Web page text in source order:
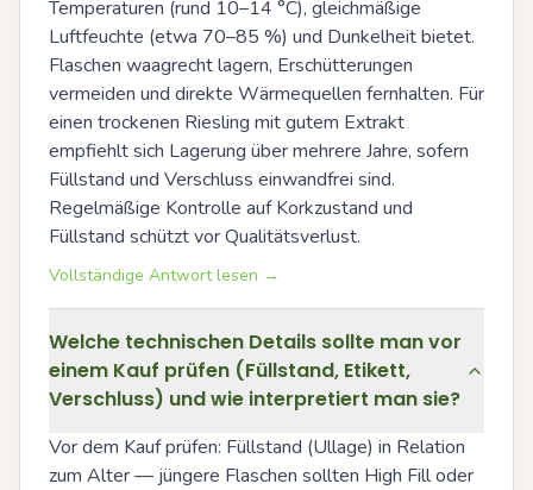
Temperaturen (rund 10–14 °C), gleichmäßige
Luftfeuchte (etwa 70–85 %) und Dunkelheit bietet.
Flaschen waagrecht lagern, Erschütterungen
vermeiden und direkte Wärmequellen fernhalten. Für
einen trockenen Riesling mit gutem Extrakt
empfiehlt sich Lagerung über mehrere Jahre, sofern
Füllstand und Verschluss einwandfrei sind.
Regelmäßige Kontrolle auf Korkzustand und
Füllstand schützt vor Qualitätsverlust.
Vollständige Antwort lesen →
Welche technischen Details sollte man vor
einem Kauf prüfen (Füllstand, Etikett,
Verschluss) und wie interpretiert man sie?
Vor dem Kauf prüfen: Füllstand (Ullage) in Relation
zum Alter — jüngere Flaschen sollten High Fill oder